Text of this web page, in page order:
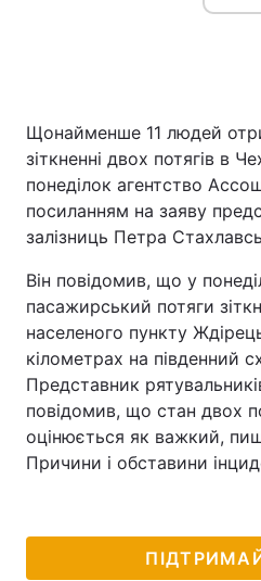
Щонайменше 11 людей
зіткненні двох потягів в
понеділок агентство
посиланням на заяву
залізниць Петра
Він повідомив, що у
пасажирський потяги
населеного пункту
кілометрах на південний
Представник
повідомив, що стан двох
оцінюється як важкий,
Причини і обставини